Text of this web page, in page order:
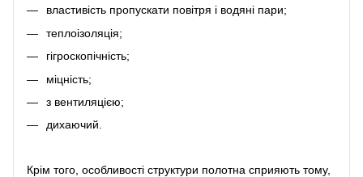
властивість пропускати повітря і водяні пари;
теплоізоляція;
гігроскопічність;
міцність;
з вентиляцією;
дихаючий.
Крім того, особливості структури полотна сприяють тому,